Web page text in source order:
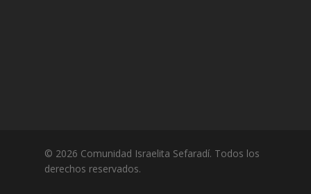
© 2026 Comunidad Israelita Sefaradí. Todos los
derechos reservados.